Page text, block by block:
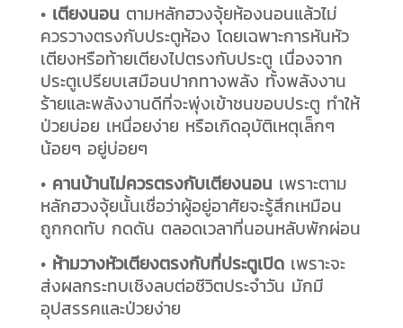
• เตียงนอน ตามหลักฮวงจุ้ยห้องนอนแล้วไม่
ควรวางตรงกับประตูห้อง โดยเฉพาะการหันหัว
เตียงหรือท้ายเตียงไปตรงกับประตู เนื่องจาก
ประตูเปรียบเสมือนปากทางพลัง ทั้งพลังงาน
ร้ายและพลังงานดีที่จะพุ่งเข้าชนขอบประตู ทำให้
ป่วยบ่อย เหนื่อยง่าย หรือเกิดอุบัติเหตุเล็กๆ
น้อยๆ อยู่บ่อยๆ
• คานบ้านไม่ควรตรงกับเตียงนอน เพราะตาม
หลักฮวงจุ้ยนั้นเชื่อว่าผู้อยู่อาศัยจะรู้สึกเหมือน
ถูกกดทับ กดดัน ตลอดเวลาที่นอนหลับพักผ่อน
• ห้ามวางหัวเตียงตรงกับที่ประตูเปิดเพราะจะ
ส่งผลกระทบเชิงลบต่อชีวิตประจำวัน มักมี
อุปสรรคและป่วยง่าย